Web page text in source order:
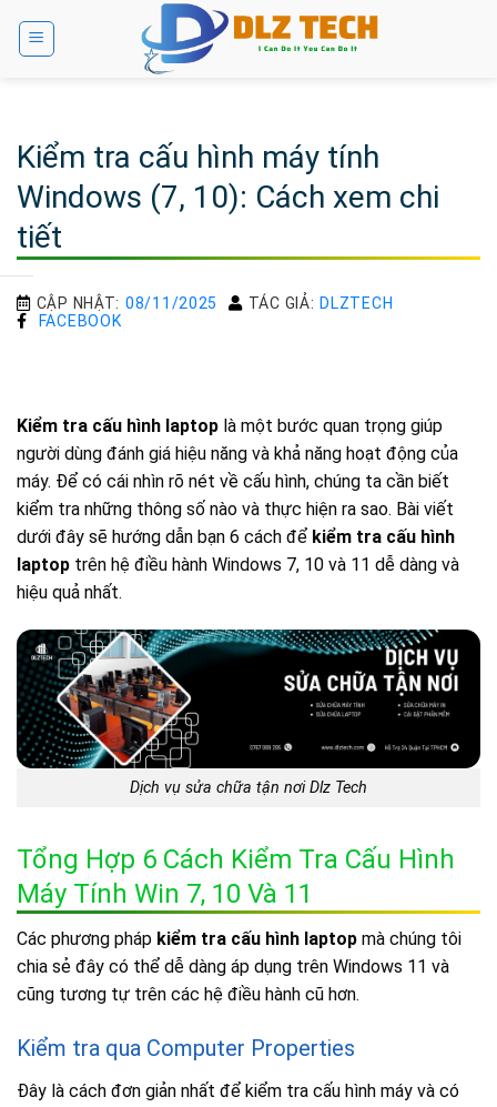
Kiểm tra cấu hình máy tính
Windows (7, 10): Cách xem chi
tiết
CẬP NHẬT: 08/11/2025 TÁC GIẢ: DLZTECH
FACEBOOK
Kiểm tra cấu hình laptop là một bước quan trọng giúp
người dùng đánh giá hiệu năng và khả năng hoạt động của
máy. Để có cái nhìn rõ nét về cấu hình, chúng ta cần biết
kiểm tra những thông số nào và thực hiện ra sao. Bài viết
dưới đây sẽ hướng dẫn bạn 6 cách để kiểm tra cấu hình
laptop trên hệ điều hành Windows 7, 10 và 11 dễ dàng và
hiệu quả nhất.
Dịch vụ sửa chữa tận nơi Dlz Tech
Tổng Hợp 6 Cách Kiểm Tra Cấu Hình
Máy Tính Win 7, 10 Và 11
Các phương pháp kiểm tra cấu hình laptop mà chúng tôi
chia sẻ đây có thể dễ dàng áp dụng trên Windows 11 và
cũng tương tự trên các hệ điều hành cũ hơn.
Kiểm tra qua Computer Properties
Đây là cách đơn giản nhất để kiểm tra cấu hình máy và có